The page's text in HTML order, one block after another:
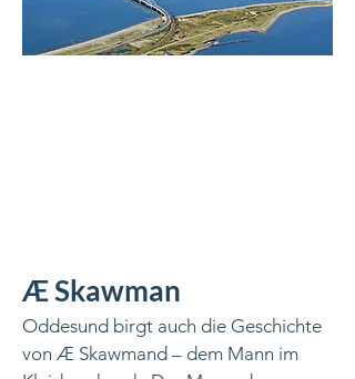
Æ Skawman
Oddesund birgt auch die Geschichte
von Æ Skawmand – dem Mann im